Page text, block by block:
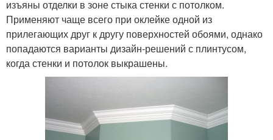
изъяны отделки в зоне стыка стенки с потолком.
Применяют чаще всего при оклейке одной из
прилегающих друг к другу поверхностей обоями, однако
попадаются варианты дизайн-решений с плинтусом,
когда стенки и потолок выкрашены.